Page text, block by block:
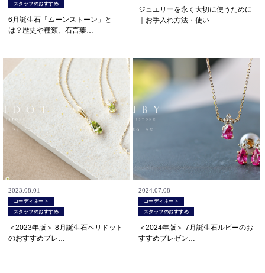
スタッフのおすすめ
6月誕生石「ムーンストーン」と
は？歴史や種類、石言葉…
ジュエリーを永く大切に使うために
｜お手入れ方法・使い…
2023.08.01
コーディネート
スタッフのおすすめ
＜2023年版＞ 8月誕生石ペリドット
のおすすめプレ…
2024.07.08
コーディネート
スタッフのおすすめ
＜2024年版＞ 7月誕生石ルビーのお
すすめプレゼン…